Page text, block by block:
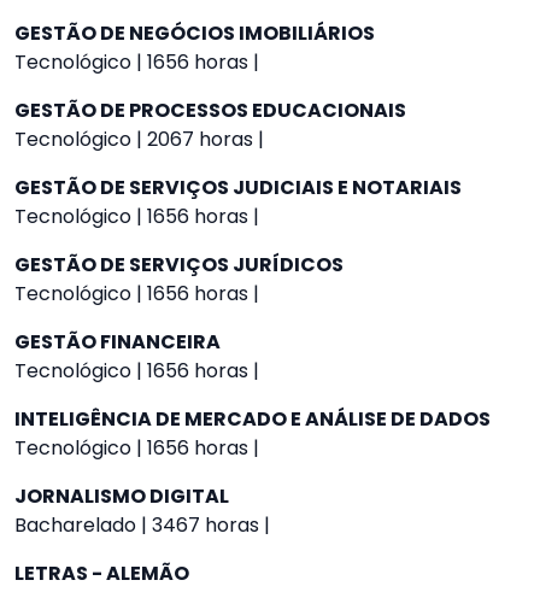
GESTÃO DE NEGÓCIOS IMOBILIÁRIOS
Tecnológico | 1656 horas |
GESTÃO DE PROCESSOS EDUCACIONAIS
Tecnológico | 2067 horas |
GESTÃO DE SERVIÇOS JUDICIAIS E NOTARIAIS
Tecnológico | 1656 horas |
GESTÃO DE SERVIÇOS JURÍDICOS
Tecnológico | 1656 horas |
GESTÃO FINANCEIRA
Tecnológico | 1656 horas |
INTELIGÊNCIA DE MERCADO E ANÁLISE DE DADOS
Tecnológico | 1656 horas |
JORNALISMO DIGITAL
Bacharelado | 3467 horas |
LETRAS - ALEMÃO